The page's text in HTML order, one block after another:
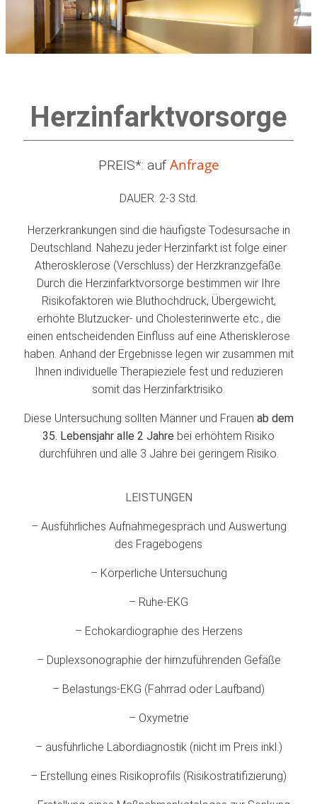
Herzinfarktvorsorge
PREIS*: auf Anfrage
DAUER: 2-3 Std.
Herzerkrankungen sind die häufigste Todesursache in
Deutschland. Nahezu jeder Herzinfarkt ist folge einer
Atherosklerose (Verschluss) der Herzkranzgefäße.
Durch die Herzinfarktvorsorge bestimmen wir Ihre
Risikofaktoren wie Bluthochdruck, Übergewicht,
erhöhte Blutzucker- und Cholesterinwerte etc., die
einen entscheidenden Einfluss auf eine Atherisklerose
haben. Anhand der Ergebnisse legen wir zusammen mit
Ihnen individuelle Therapieziele fest und reduzieren
somit das Herzinfarktrisiko.
Diese Untersuchung sollten Männer und Frauen ab dem
35. Lebensjahr alle 2 Jahre bei erhöhtem Risiko
durchführen und alle 3 Jahre bei geringem Risiko.
LEISTUNGEN
– Ausführliches Aufnahmegespräch und Auswertung
des Fragebogens
– Körperliche Untersuchung
– Ruhe-EKG
– Echokardiographie des Herzens
– Duplexsonographie der hirnzuführenden Gefäße
– Belastungs-EKG (Fahrrad oder Laufband)
– Oxymetrie
– ausführliche Labordiagnostik (nicht im Preis inkl.)
– Erstellung eines Risikoprofils (Risikostratifizierung)